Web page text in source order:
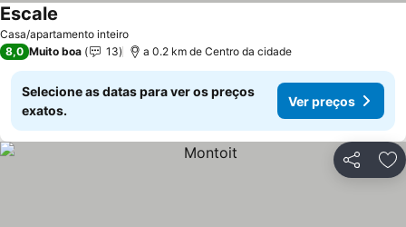
Casa/apartamento inteiro
Escale
8,0 Muito boa 13 a 0.2 km de Centro da cidade
Selecione as datas para ver os preços
exatos.
Ver preços
Partilhar